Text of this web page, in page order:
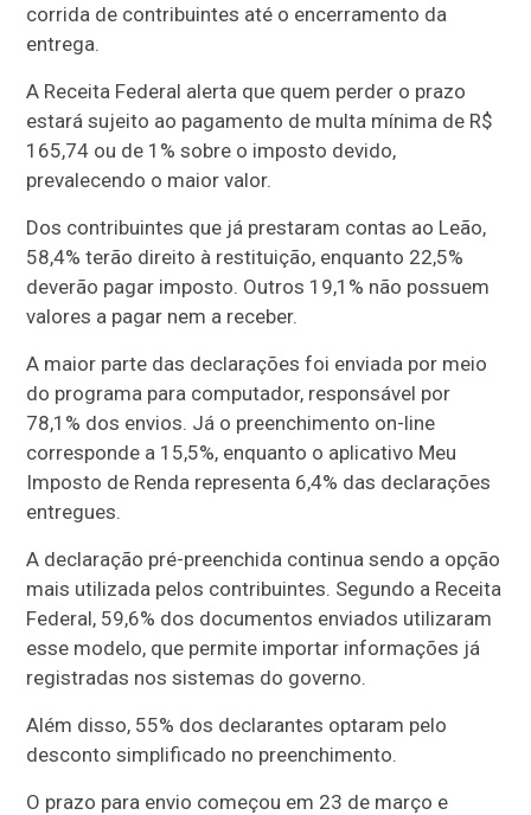
corrida de contribuintes até o encerramento da
entrega.
A Receita Federal alerta que quem perder o prazo
estará sujeito ao pagamento de multa mínima de R$
165,74 ou de 1% sobre o imposto devido,
prevalecendo o maior valor.
Dos contribuintes que já prestaram contas ao Leão,
58,4% terão direito à restituição, enquanto 22,5%
deverão pagar imposto. Outros 19,1% não possuem
valores a pagar nem a receber.
A maior parte das declarações foi enviada por meio
do programa para computador, responsável por
78,1% dos envios. Já o preenchimento on-line
corresponde a 15,5%, enquanto o aplicativo Meu
Imposto de Renda representa 6,4% das declarações
entregues.
A declaração pré-preenchida continua sendo a opção
mais utilizada pelos contribuintes. Segundo a Receita
Federal, 59,6% dos documentos enviados utilizaram
esse modelo, que permite importar informações já
registradas nos sistemas do governo.
Além disso, 55% dos declarantes optaram pelo
desconto simplificado no preenchimento.
O prazo para envio começou em 23 de março e